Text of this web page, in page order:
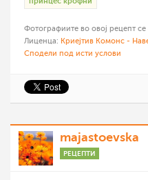
Фотографиите во овој рецепт
Лиценца: Криејтив Комонс -
Сподели под исти услови
majastoevska
РЕЦЕПТИ